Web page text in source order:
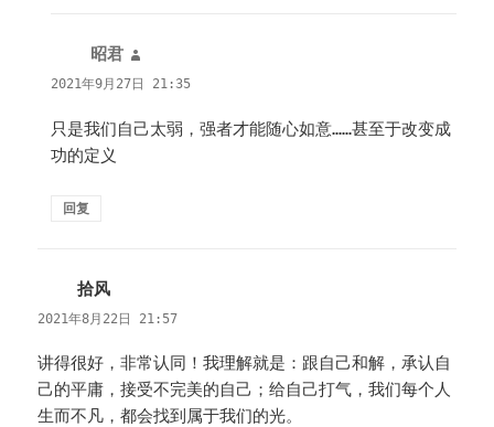
昭君
道：
2021年9月27日 21:35
只是我们自己太弱，强者才能随心如意……甚至于改变成
功的定义
回复
拾风
道：
2021年8月22日 21:57
讲得很好，非常认同！我理解就是：跟自己和解，承认自
己的平庸，接受不完美的自己；给自己打气，我们每个人
生而不凡，都会找到属于我们的光。